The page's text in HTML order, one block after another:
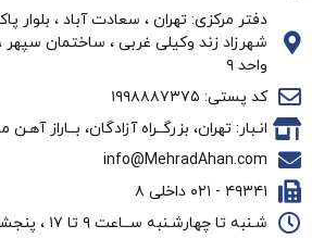
دفتر مرکزی: تهران ، سعادت آباد ، بلوار
واحد ۹
کد پستی: ۱۹۹۸۸۸۷۳۷۵
انـبار: تهران، بزرگــراه آزادگان، بــاراز آهـن مـکان،
info@MehradAhan.com
۴۹۳۴۱ - ۰۲۱ داخلی ۸
شـنبه تا چهارشـنبه ســاعت ۹ تا ۱۷ ، پنجشنبه ها سـاعت ۹ تا ۱۳